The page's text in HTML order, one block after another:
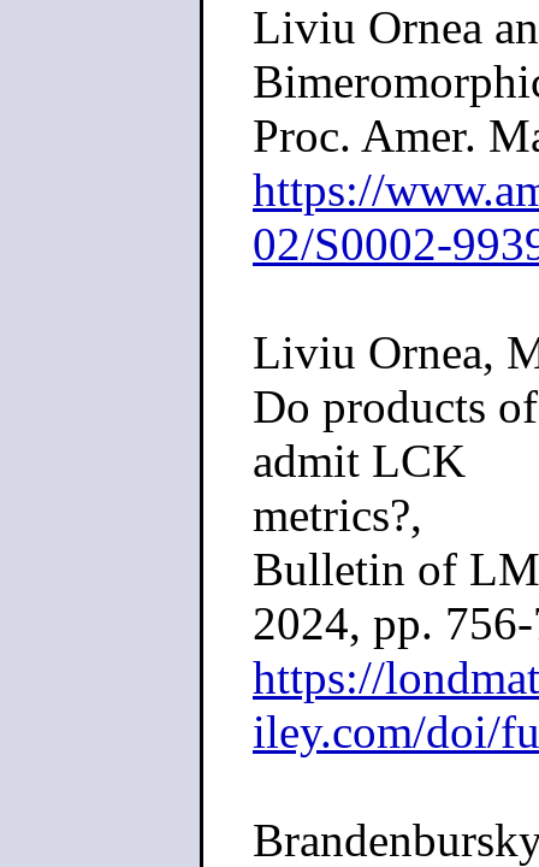
Liviu Ornea
Proc. Amer.
https://
02/S0002-
Liviu Ornea,
Do products
admit LCK
metrics?,
Bulletin of
2024, pp.
https://
iley.com/doi/